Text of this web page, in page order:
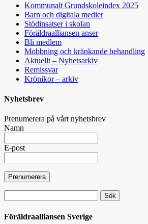
Kommunalt Grundskoleindex 2025
Barn och digitala medier
Stödinsatser i skolan
Föräldraalliansen anser
Bli medlem
Mobbning och kränkande behandling
Aktuellt – Nyhetsarkiv
Remissvar
Krönikor – arkiv
Nyhetsbrev
Prenumerera på vårt nyhetsbrev
Namn
E-post
efter:
Föräldraalliansen Sverige